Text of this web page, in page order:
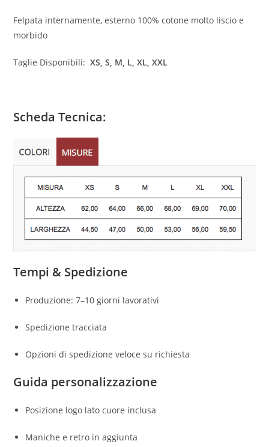
Felpata internamente, esterno 100% cotone molto liscio e
morbido
Taglie Disponibili: XS,S, M, L, XL, XXL
Scheda Tecnica:
Tempi & Spedizione
Produzione: 7–10 giorni lavorativi
Spedizione tracciata
Opzioni di spedizione veloce su richiesta
Guida personalizzazione
Posizione logo lato cuore inclusa
Maniche e retro in aggiunta